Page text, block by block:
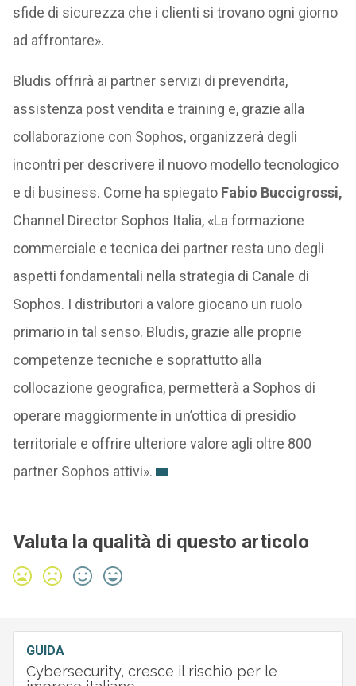
sfide di sicurezza che i clienti si trovano ogni giorno
ad affrontare».
Bludis offrirà ai partner servizi di prevendita,
assistenza post vendita e training e, grazie alla
collaborazione con Sophos, organizzerà degli
incontri per descrivere il nuovo modello tecnologico
e di business. Come ha spiegato Fabio Buccigrossi,
Channel Director Sophos Italia, «La formazione
commerciale e tecnica dei partner resta uno degli
aspetti fondamentali nella strategia di Canale di
Sophos. I distributori a valore giocano un ruolo
primario in tal senso. Bludis, grazie alle proprie
competenze tecniche e soprattutto alla
collocazione geografica, permetterà a Sophos di
operare maggiormente in un’ottica di presidio
territoriale e offrire ulteriore valore agli oltre 800
partner Sophos attivi».
Valuta la qualità di questo articolo
GUIDA
Cybersecurity, cresce il rischio per le